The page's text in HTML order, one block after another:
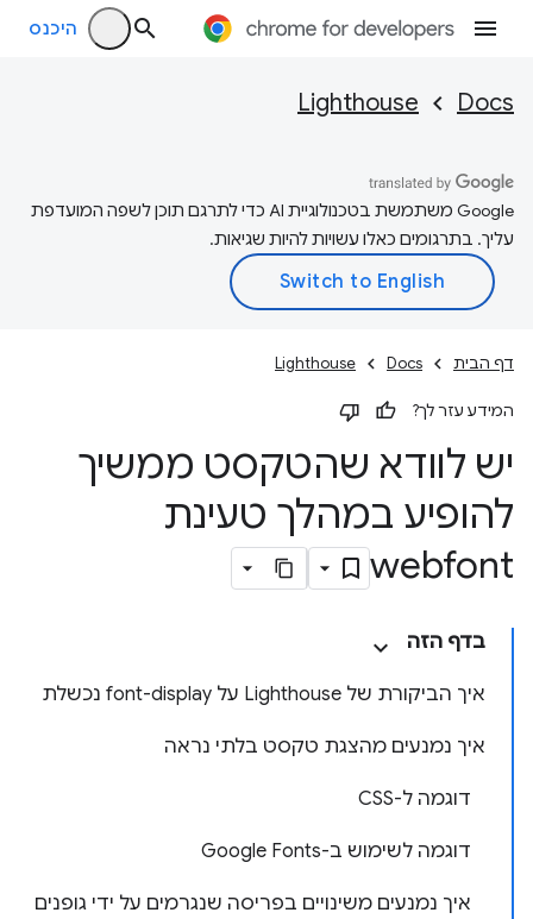
היכנס
Docs
Lighthouse
‫Google משתמשת בטכנולוגיית AI כדי לתרגם תוכן לשפה המועדפת
עליך. בתרגומים כאלו עשויות להיות שגיאות.
דף הבית Docs
Lighthouse
המידע עזר לך?
יש לוודא שהטקסט ממשיך
להופיע במהלך טעינת
webfont
בדף הזה
איך הביקורת של Lighthouse על font-display נכשלת
איך נמנעים מהצגת טקסט בלתי נראה
דוגמה ל-CSS
דוגמה לשימוש ב-Google Fonts
איך נמנעים משינויים בפריסה שנגרמים על ידי גופנים